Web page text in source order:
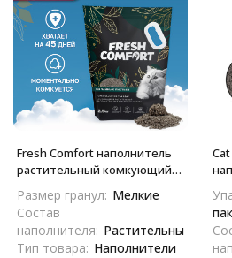
Fresh Comfort наполнитель
растительный комкующийся
чайных листьев - 2,5 кг
Размер гранул: Мелкие
Состав
наполнителя: Растительный
Тип товара: Наполнители